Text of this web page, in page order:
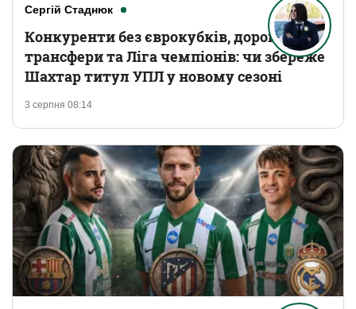
Сергій Стаднюк
3 серпня 08:14
Конкуренти без єврокубків, дорогі
трансфери та Ліга чемпіонів: чи збереже
Шахтар титул УПЛ у новому сезоні